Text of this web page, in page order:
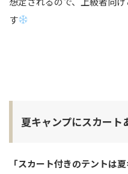
す
夏キャンプにスカート
「スカート付きのテントは